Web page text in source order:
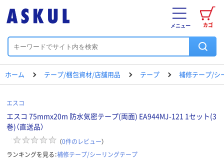
カゴ
メニュー
ホーム テープ/梱包資材/店舗用品 テープ 補修テープ/シ
エスコ
エスコ 75mmx20m 防水気密テープ(両面) EA944MJ-121 1セット(3
巻)（直送品）
（0件のレビュー）
ランキングを見る：補修テープ/シーリングテープ